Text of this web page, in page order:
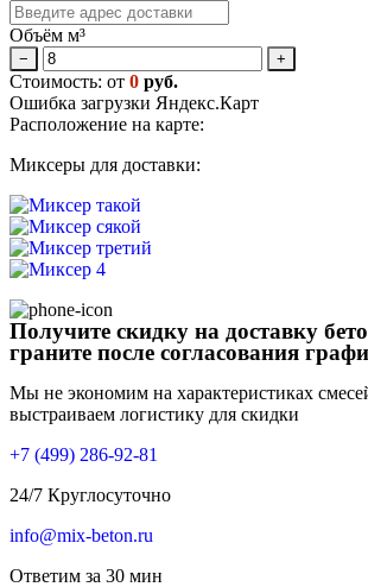
Объём м³
− +
Стоимость: от 0 руб.
Ошибка загрузки Яндекс.Карт
Расположение на карте:
Миксеры для доставки:
Получите скидку на доставку
граните после согласования
Мы не экономим на характеристиках
выстраиваем логистику для скидки
+7 (499) 286-92-81
24/7 Круглосуточно
info@mix-beton.ru
Ответим за 30 мин